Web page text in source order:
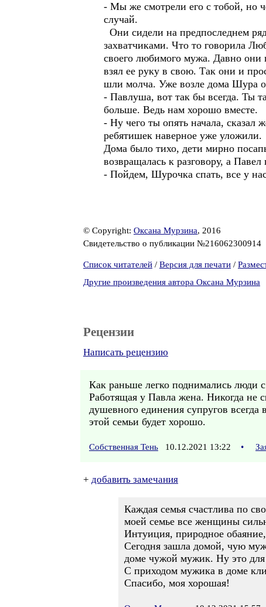
- Мы же смотрели его с тобой, но
случай.
Они сидели на предпоследнем
захватчиками. Что то говорила
своего любимого мужа. Давно они
взял ее руку в свою. Так они и
шли молча. Уже возле дома Шура
- Павлуша, вот так бы всегда. Ты
больше. Ведь нам хорошо вместе.
- Ну чего ты опять начала, сказал
ребятишек наверное уже уложили.
Дома было тихо, дети мирно
возвращалась к разговору, а
- Пойдем, Шурочка спать, все у
© Copyright: Оксана Мурзина, 2016
Свидетельство о публикации №216062300914
Список читателей / Версия для печати /
Другие произведения автора Оксана Мурзина
Рецензии
Написать рецензию
Как раньше легко поднимались люди
Работящая у Павла жена. Никогда не
душевного единения супругов
этой семьи будет хорошо.
Собственная Тень 10.12.2021 13:22 •
+ добавить замечания
Каждая семья счастлива по
моей семье все женщины
Интуиция, природное
Сегодня зашла домой, чую
доме чужой мужик. Ну это
С приходом мужика в доме
Спасибо, моя хорошая!